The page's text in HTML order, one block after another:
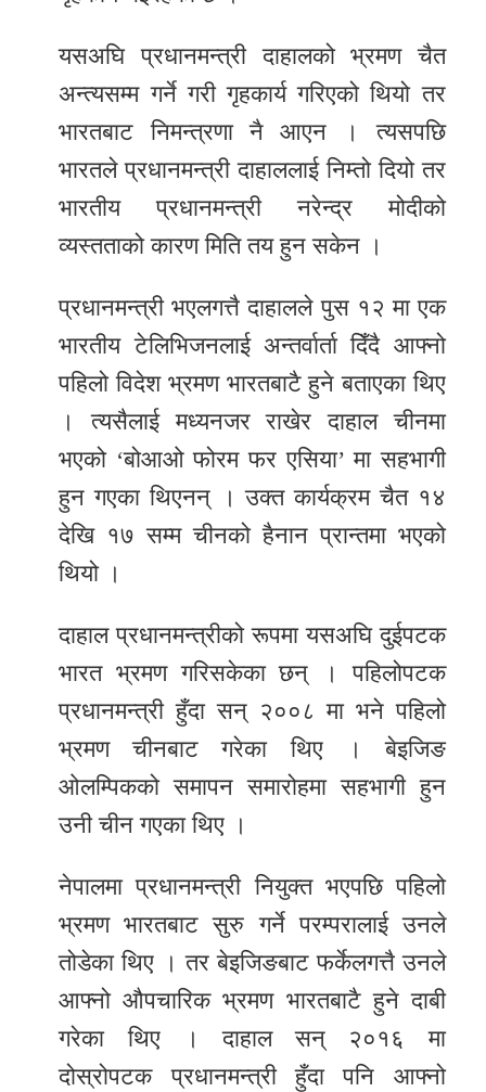
यसअघि प्रधानमन्त्री दाहालको भ्रमण चैत
अन्त्यसम्म गर्ने गरी गृहकार्य गरिएको थियो तर
भारतबाट निमन्त्रणा नै आएन । त्यसपछि
भारतले प्रधानमन्त्री दाहाललाई निम्तो दियो तर
भारतीय प्रधानमन्त्री नरेन्द्र मोदीको
व्यस्तताको कारण मिति तय हुन सकेन ।
प्रधानमन्त्री भएलगत्तै दाहालले पुस १२ मा एक
भारतीय टेलिभिजनलाई अन्तर्वार्ता दिँदै आफ्नो
पहिलो विदेश भ्रमण भारतबाटै हुने बताएका थिए
। त्यसैलाई मध्यनजर राखेर दाहाल चीनमा
भएको ‘बोआओ फोरम फर एसिया’ मा सहभागी
हुन गएका थिएनन् । उक्त कार्यक्रम चैत १४
देखि १७ सम्म चीनको हैनान प्रान्तमा भएको
थियो ।
दाहाल प्रधानमन्त्रीको रूपमा यसअघि दुईपटक
भारत भ्रमण गरिसकेका छन् । पहिलोपटक
प्रधानमन्त्री हुँदा सन् २००८ मा भने पहिलो
भ्रमण चीनबाट गरेका थिए । बेइजिङ
ओलम्पिकको समापन समारोहमा सहभागी हुन
उनी चीन गएका थिए ।
नेपालमा प्रधानमन्त्री नियुक्त भएपछि पहिलो
भ्रमण भारतबाट सुरु गर्ने परम्परालाई उनले
तोडेका थिए । तर बेइजिङबाट फर्केलगत्तै उनले
आफ्नो औपचारिक भ्रमण भारतबाटै हुने दाबी
गरेका थिए । दाहाल सन् २०१६ मा
दोस्रोपटक प्रधानमन्त्री हुँदा पनि आफ्नो